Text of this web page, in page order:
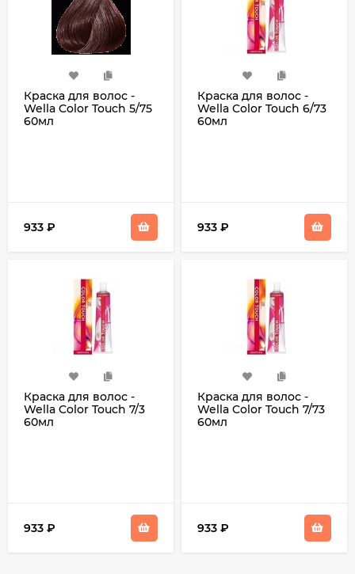
Краска для волос -
Wella Color Touch 5/75
60мл
933 ₽
Краска для волос -
Wella Color Touch 6/73
60мл
933 ₽
Краска для волос -
Wella Color Touch 7/3
60мл
933 ₽
Краска для волос -
Wella Color Touch 7/73
60мл
933 ₽